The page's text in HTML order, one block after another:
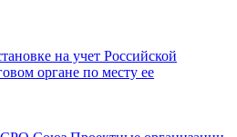
на учет Российской
органе по месту ее